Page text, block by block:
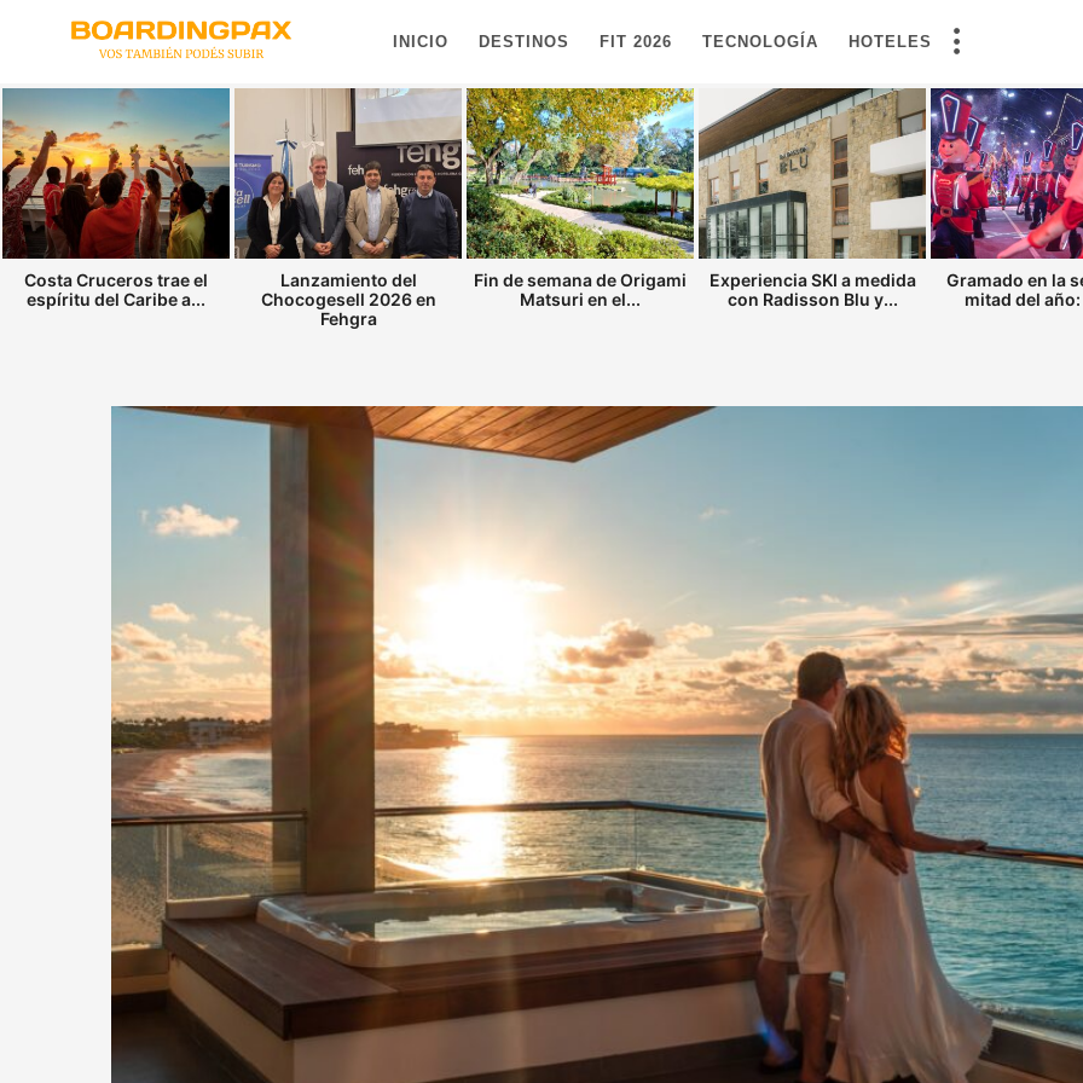
INICIO DESTINOS FIT 2026 TECNOLOGÍA HOTELES
Costa Cruceros trae el
espíritu del Caribe a...
Lanzamiento del
Chocogesell 2026 en
Fehgra
Fin de semana de Origami
Matsuri en el...
Experiencia SKI a medida
con Radisson Blu y...
Gramado en la
mitad del